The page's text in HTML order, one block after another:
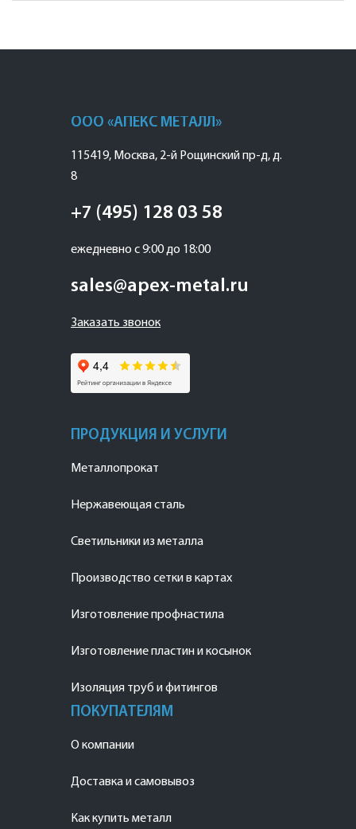
ООО «АПЕКС МЕТАЛЛ»
115419, Москва, 2-й Рощинский пр-д, д.
8
+7 (495) 128 03 58
ежедневно с 9:00 до 18:00
sales@apex-metal.ru
Заказать звонок
ПРОДУКЦИЯ И УСЛУГИ
Металлопрокат
Нержавеющая сталь
Светильники из металла
Производство сетки в картах
Изготовление профнастила
Изготовление пластин и косынок
Изоляция труб и фитингов
ПОКУПАТЕЛЯМ
О компании
Доставка и самовывоз
Как купить металл